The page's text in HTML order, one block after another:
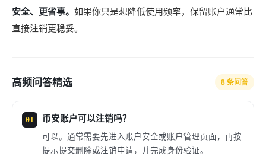
安全、更省事。 如果你只是想降低使用频率，保留账户通常比
直接注销更稳妥。
高频问答精选 8 条问答
01 币安账户可以注销吗？
可以。通常需要先进入账户安全或账户管理页面，再按
提示提交删除或注销申请，并完成身份验证。